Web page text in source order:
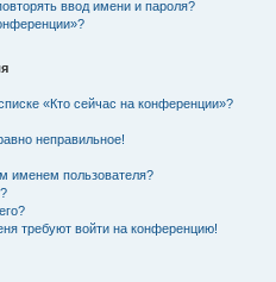
ввод имени и пароля?
«Кто сейчас на конференции»?
неправильное!
именем пользователя?
требуют войти на конференцию!